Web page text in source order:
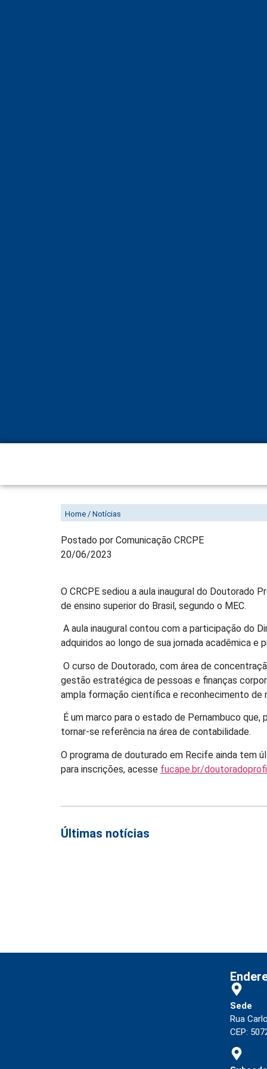
AULA INAUGURAL DE
Home / Notícias
Postado por Comunicação CRCPE
20/06/2023
O CRCPE sediou a aula inaugural do Doutorado
de ensino superior do Brasil, segundo o MEC.
A aula inaugural contou com a participação do
adquiridos ao longo de sua jornada acadêmica e
O curso de Doutorado, com área de
gestão estratégica de pessoas e finanças
ampla formação científica e reconhecimento de
É um marco para o estado de Pernambuco
tornar-se referência na área de contabilidade.
O programa de douturado em Recife ainda tem
para inscrições, acesse fucape.br/
Últimas notícias
Empresas com 100 ou mais empregados devem atualizar
Receita Federal emite Termo de Exclusão para devedores do
Receita publica novas Notas Técnicas da NF-e e NFC-e
Receita Federal publica alteração nas regras de
Sede
Rua
CEP: